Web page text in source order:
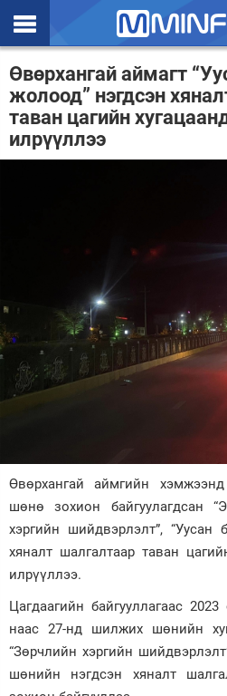
Эхлэл
Цаг агаар
Валют ханш
Дэлхий
Энтертайнмэнт
Өвөрхангай аймагт
жолоод” нэгдсэн
таван цагийн
илрүүллээ
Өвөрхангай аймгийн
шөнө зохион байгуулагдсан
хэргийн шийдвэрлэлт”, “Уусан
хяналт шалгалтаар таван
илрүүллээ.
Цагдаагийн байгууллагаас
наас 27-нд шилжих шөнийн
“Зөрчлийн хэргийн
шөнийн нэгдсэн хяналт